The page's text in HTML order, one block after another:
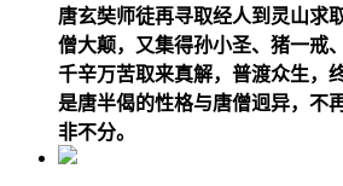
唐玄奘师徒再寻取经人到灵山求
僧大颠，又集得孙小圣、猪一戒
千辛万苦取来真解，普渡众生，
是唐半偈的性格与唐僧迥异，不
非不分。